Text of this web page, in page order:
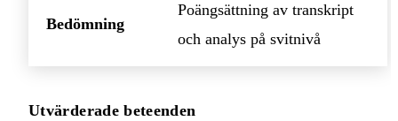
Bedömning
Poängsättning av transkript
och analys på svitnivå
Utvärderade beteenden